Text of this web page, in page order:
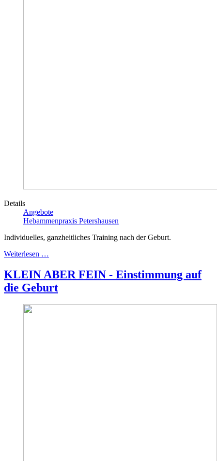
Details
Angebote
Hebammenpraxis Petershausen
Individuelles, ganzheitliches Training nach der Geburt.
Weiterlesen …
KLEIN ABER FEIN - Einstimmung auf
die Geburt